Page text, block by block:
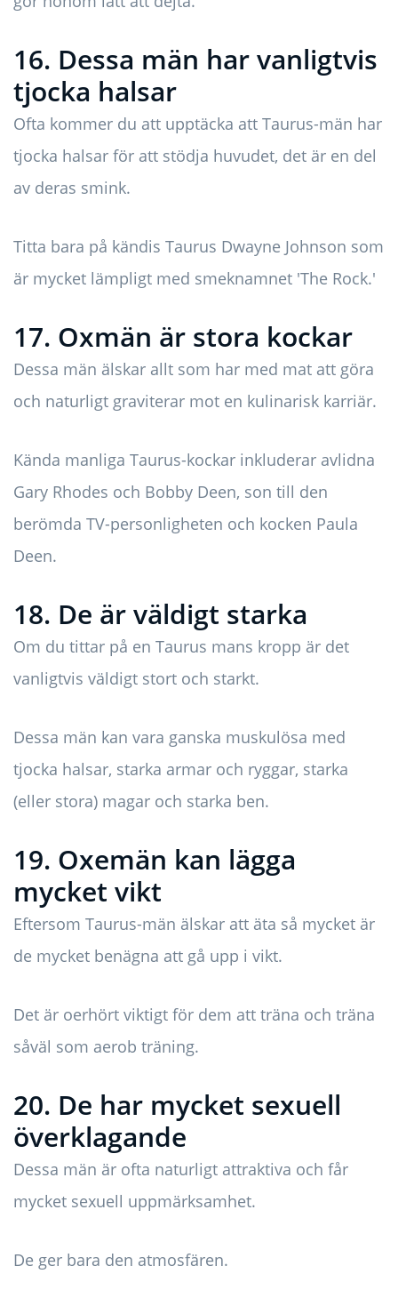
16. Dessa män har vanligtvis
tjocka halsar
Ofta kommer du att upptäcka att Taurus-män har
tjocka halsar för att stödja huvudet, det är en del
av deras smink.
Titta bara på kändis Taurus Dwayne Johnson som
är mycket lämpligt med smeknamnet 'The Rock.'
17. Oxmän är stora kockar
Dessa män älskar allt som har med mat att göra
och naturligt graviterar mot en kulinarisk karriär.
Kända manliga Taurus-kockar inkluderar avlidna
Gary Rhodes och Bobby Deen, son till den
berömda TV-personligheten och kocken Paula
Deen.
18. De är väldigt starka
Om du tittar på en Taurus mans kropp är det
vanligtvis väldigt stort och starkt.
Dessa män kan vara ganska muskulösa med
tjocka halsar, starka armar och ryggar, starka
(eller stora) magar och starka ben.
19. Oxemän kan lägga
mycket vikt
Eftersom Taurus-män älskar att äta så mycket är
de mycket benägna att gå upp i vikt.
Det är oerhört viktigt för dem att träna och träna
såväl som aerob träning.
20. De har mycket sexuell
överklagande
Dessa män är ofta naturligt attraktiva och får
mycket sexuell uppmärksamhet.
De ger bara den atmosfären.